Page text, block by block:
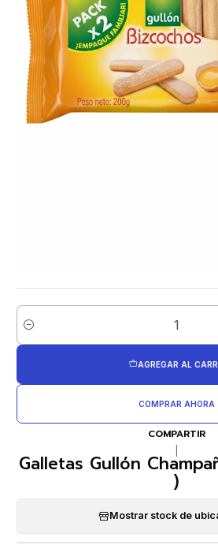
Cantidad
AGREGAR AL
COMPRAR AHORA
COMPARTIR
Galletas Gullón
)
Mostrar stock de